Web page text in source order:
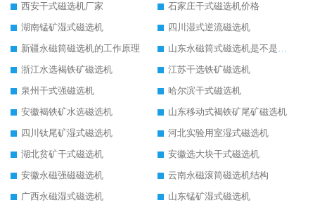
西安干式磁选机厂家
石家庄干式磁选机价格
湖南锰矿湿式磁选机
四川湿式逆流磁选机
新疆永磁筒磁选机的工作原理
山东永磁筒式磁选机是不是强磁
浙江水选褐铁矿磁选机
江苏干选铁矿磁选机
泉州干式强磁选机
哈尔滨干式磁选机
安徽褐铁矿水选磁选机
山东移动式褐铁矿尾矿磁选机
四川钛尾矿湿式磁选机
河北实验用室湿式磁选机
湖北贫矿干式磁选机
安徽选大块干式磁选机
安徽永磁强磁磁选机
云南永磁滚筒磁选机结构
广西永磁湿式磁选机
山东锰矿湿式磁选机